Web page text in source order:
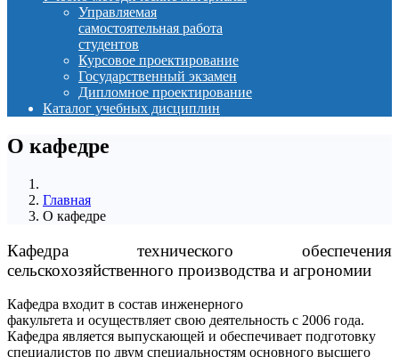
Управляемая
самостоятельная работа
студентов
Курсовое проектирование
Государственный экзамен
Дипломное проектирование
Каталог учебных дисциплин
О кафедре
Главная
О кафедре
Кафедра технического обеспечения
сельскохозяйственного производства и агрономии
Кафедра входит в состав инженерного
факультета и осуществляет свою деятельность с 2006 года.
Кафедра является выпускающей и обеспечивает подготовку
специалистов по двум специальностям основного высшего